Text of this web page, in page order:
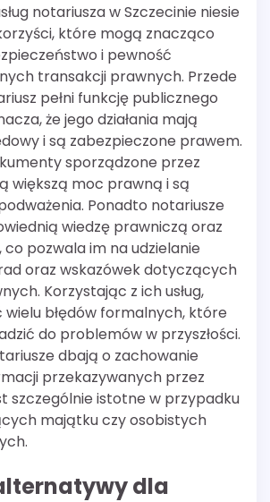
notariusza w Szczecinie niesie
które mogą znacząco
i pewność
transakcji prawnych. Przede
pełni funkcję publicznego
że jego działania mają
i są zabezpieczone prawem.
sporządzone przez
większą moc prawną i są
Ponadto notariusze
wiedzę prawniczą oraz
co pozwala im na udzielanie
oraz wskazówek dotyczących
Korzystając z ich usług,
wielu błędów formalnych, które
do problemów w przyszłości.
dbają o zachowanie
przekazywanych przez
szczególnie istotne w przypadku
majątku czy osobistych
dla